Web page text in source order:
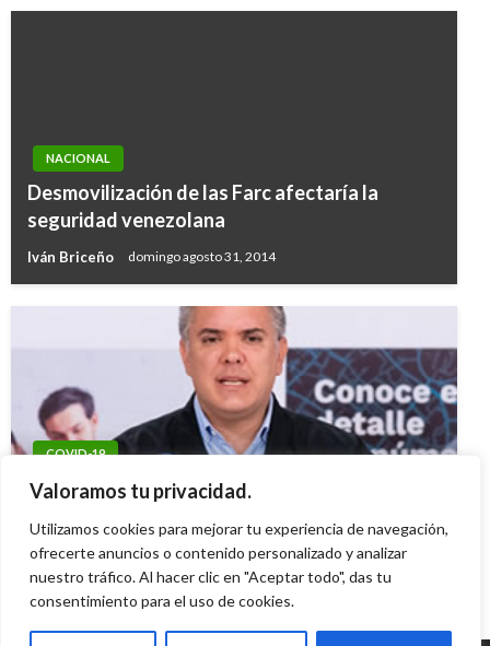
Valoramos tu privacidad.
Utilizamos cookies para mejorar tu experiencia de navegación,
ofrecerte anuncios o contenido personalizado y analizar
nuestro tráfico. Al hacer clic en "Aceptar todo", das tu
consentimiento para el uso de cookies.
NACIONAL
Desmovilización de las Farc afectaría la
seguridad venezolana
Iván Briceño domingo agosto 31, 2014
COVID-19
Duque pidió fortalecer la cultura ciudadana
Iván Briceño domingo junio 21, 2020